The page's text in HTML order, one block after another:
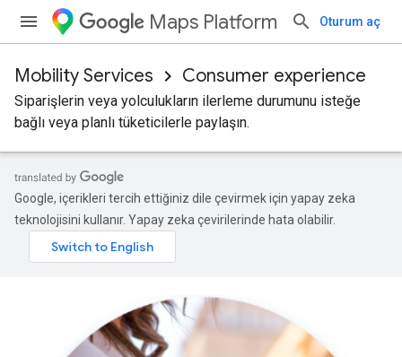
Maps Platform Oturum aç
Mobility Services Consumer experience
Siparişlerin veya yolculukların ilerleme durumunu isteğe
bağlı veya planlı tüketicilerle paylaşın.
Google, içerikleri tercih ettiğiniz dile çevirmek için yapay zeka
teknolojisini kullanır. Yapay zeka çevirilerinde hata olabilir.